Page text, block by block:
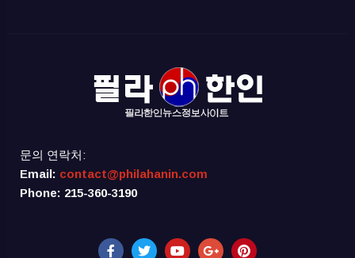
문의 연락처:
Email: contact@philahanin.com
Phone: 215-360-3190